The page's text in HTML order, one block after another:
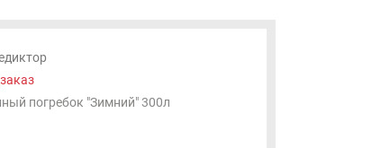
погребок "Зимний" 300л